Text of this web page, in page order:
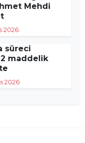
Mehdi
2026
süreci
maddelik
2026